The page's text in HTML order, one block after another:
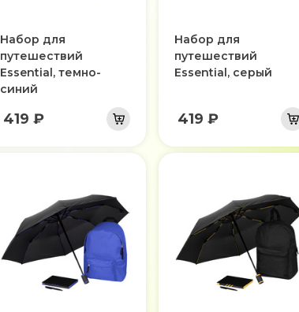
Набор для
путешествий
Essential, темно-
синий
419 ₽
Набор для
путешествий
Essential, серый
419 ₽